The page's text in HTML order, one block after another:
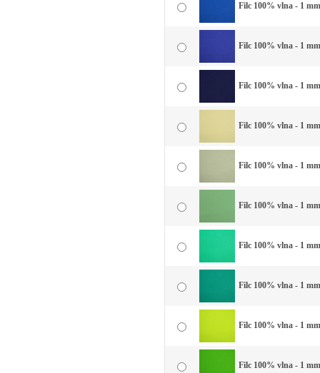
Filc 100% vlna - 1
Filc 100% vlna - 1
Filc 100% vlna - 1
Filc 100% vlna - 1
Filc 100% vlna - 1
Filc 100% vlna - 1
Filc 100% vlna - 1
Filc 100% vlna - 1
Filc 100% vlna - 1
Filc 100% vlna - 1